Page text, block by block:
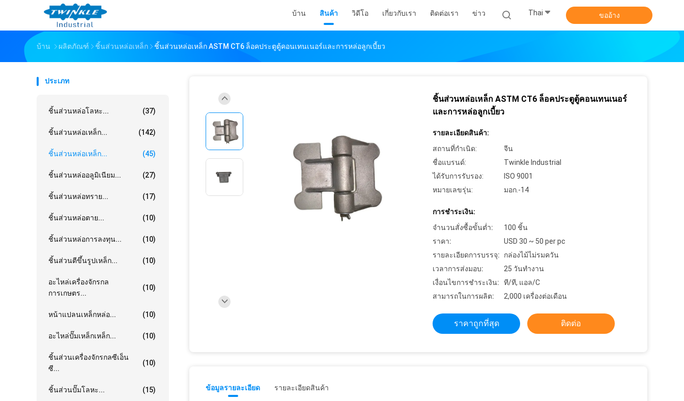
บ้าน สินค้า วิดีโอ เกี่ยวกับเรา ติดต่อเรา ข่าว Thai ขออ้าง
บ้าน ผลิตภัณฑ์ ชิ้นส่วนหล่อเหล็ก ชิ้นส่วนหล่อเหล็ก ASTM CT6 ล็อคประตูตู้คอนเทนเนอร์และการหล่อลูกเบี้ยว
ประเภท
ชิ้นส่วนหล่อโลหะ... (37)
ชิ้นส่วนหล่อเหล็ก... (142)
ชิ้นส่วนหล่อเหล็ก... (45)
ชิ้นส่วนหล่ออลูมิเนียม... (27)
ชิ้นส่วนหล่อทราย... (17)
ชิ้นส่วนหล่อตาย... (10)
ชิ้นส่วนหล่อการลงทุน... (10)
ชิ้นส่วนตีขึ้นรูปเหล็ก... (10)
อะไหล่เครื่องจักรกล
การเกษตร...
(10)
หน้าแปลนเหล็กหล่อ... (10)
อะไหล่ปั๊มเหล็กเหล็ก... (10)
ชิ้นส่วนเครื่องจักรกลซีเอ็น
ซี...
(10)
ชิ้นส่วนปั๊มโลหะ... (15)
ชิ้นส่วนหล่อเหล็ก ASTM CT6 ล็อคประตูตู้คอนเทนเนอร์
และการหล่อลูกเบี้ยว
รายละเอียดสินค้า:
สถานที่กำเนิด:
จีน
ชื่อแบรนด์:
Twinkle Industrial
ได้รับการรับรอง:
ISO 9001
หมายเลขรุ่น:
มอก.-14
การชำระเงิน:
จำนวนสั่งซื้อขั้นต่ำ:
100 ชิ้น
ราคา:
USD 30 ~ 50 per pc
รายละเอียดการบรรจุ:
กล่องไม้ไม่รมควัน
เวลาการส่งมอบ:
25 วันทำงาน
เงื่อนไขการชำระเงิน:
ที/ที, แอล/C
สามารถในการผลิต:
2,000 เครื่องต่อเดือน
ราคาถูกที่สุด ติดต่อ
ข้อมูลรายละเอียด รายละเอียดสินค้า